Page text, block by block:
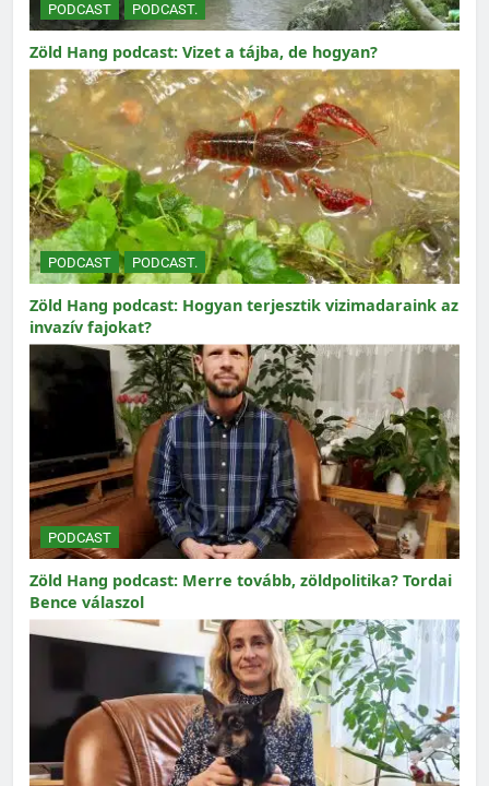
PODCAST PODCAST.
Zöld Hang podcast: Vizet a tájba, de hogyan?
PODCAST PODCAST.
Zöld Hang podcast: Hogyan terjesztik vizimadaraink az
invazív fajokat?
PODCAST
Zöld Hang podcast: Merre tovább, zöldpolitika? Tordai
Bence válaszol